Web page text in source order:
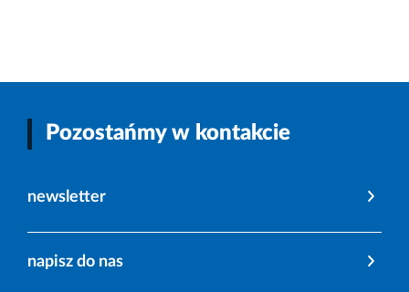
Pozostańmy w kontakcie
newsletter
napisz do nas